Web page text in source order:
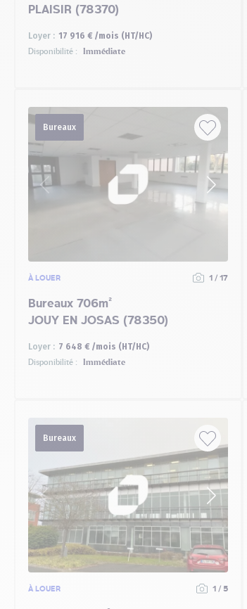
PLAISIR (78370)
Loyer : 17 916 € /mois (HT/HC)
Disponibilité : Immédiate
Bureaux
À LOUER 1 / 17
Bureaux 706m²
JOUY EN JOSAS (78350)
Loyer : 7 648 € /mois (HT/HC)
Disponibilité : Immédiate
Bureaux
À LOUER 1 / 5